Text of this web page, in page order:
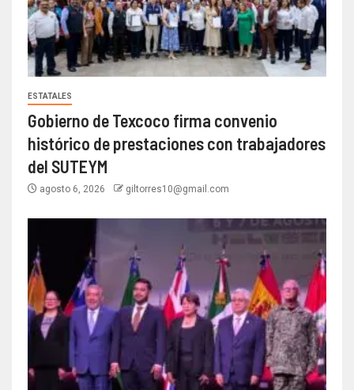
ESTATALES
Gobierno de Texcoco firma convenio
histórico de prestaciones con trabajadores
del SUTEYM
agosto 6, 2026 giltorres10@gmail.com